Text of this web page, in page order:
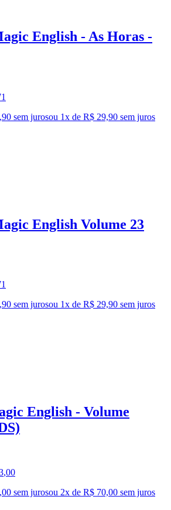
English - As Horas -
sem jurosou 1x de R$ 29,90 sem juros
English Volume 23
sem jurosou 1x de R$ 29,90 sem juros
English - Volume
,00
sem jurosou 2x de R$ 70,00 sem juros